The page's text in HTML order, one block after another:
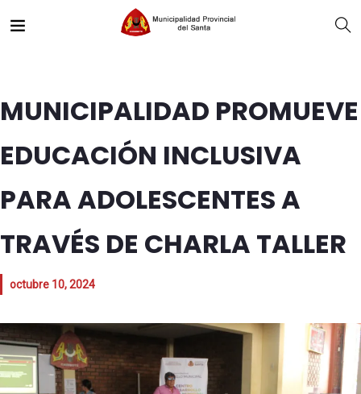
MUNICIPALIDAD PROMUEVE
EDUCACIÓN INCLUSIVA
PARA ADOLESCENTES A
TRAVÉS DE CHARLA TALLER
octubre 10, 2024